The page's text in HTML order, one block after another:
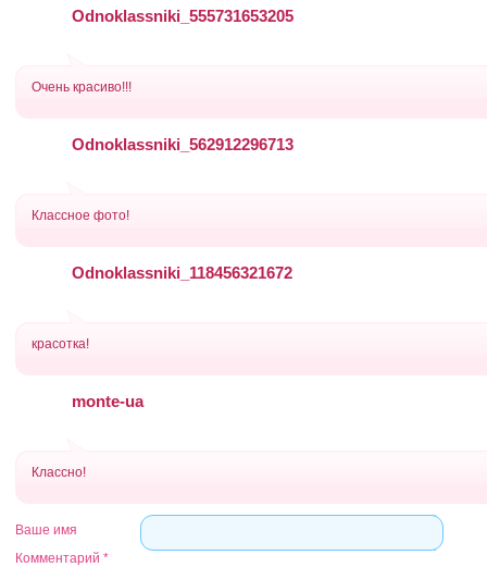
Odnoklassniki_555731653205
Очень красиво!!!
Odnoklassniki_562912296713
Классное фото!
Odnoklassniki_118456321672
красотка!
monte-ua
Классно!
Ваше имя
Комментарий *